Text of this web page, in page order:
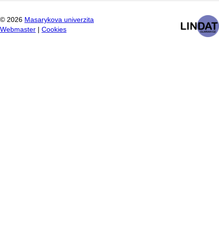
© 2026 Masarykova univerzita
Webmaster
Cookies